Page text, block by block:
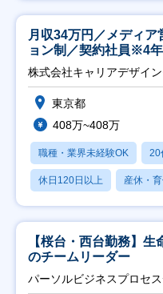
月収34万円／メディ
ョン制／契約社員※4
株式会社キャリアデザイ
東京都
408万~408万
職種・業界未経験OK 20
休日120日以上 産休・
【桜台・西台勤務】
のチームリーダー
パーソルビジネスプロセ